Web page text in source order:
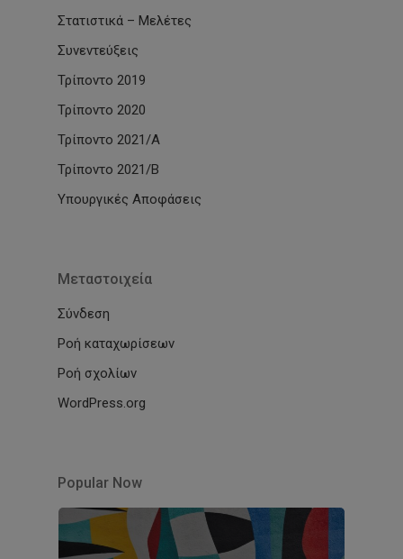
Στατιστικά – Μελέτες
Συνεντεύξεις
Τρίποντο 2019
Τρίποντο 2020
Τρίποντο 2021/Α
Τρίποντο 2021/Β
Υπουργικές Αποφάσεις
Μεταστοιχεία
Σύνδεση
Ροή καταχωρίσεων
Ροή σχολίων
WordPress.org
Popular Now